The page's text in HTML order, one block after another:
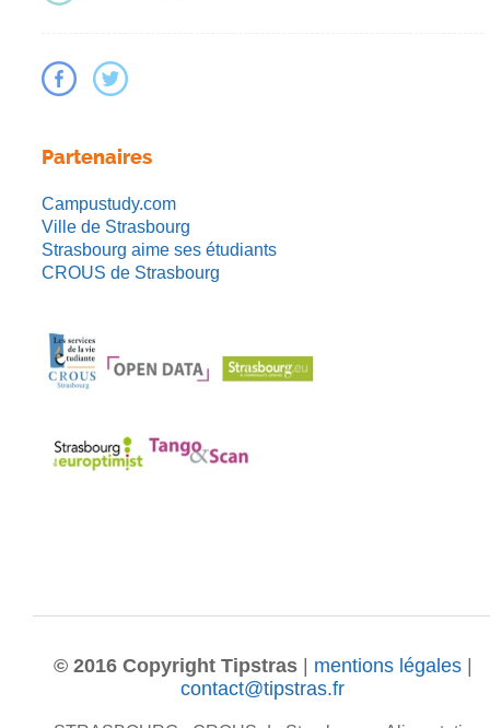
Partenaires
Campustudy.com
Ville de Strasbourg
Strasbourg aime ses étudiants
CROUS de Strasbourg
© 2016 Copyright Tipstras| mentions légales|
contact@tipstras.fr